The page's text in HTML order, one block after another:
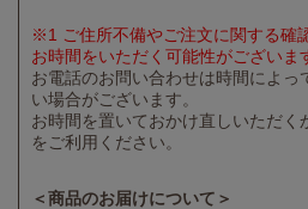
※1 ご住所不備やご注文に関する確
お時間をいただく可能性がございま
お電話のお問い合わせは時間によっ
い場合がございます。
お時間を置いておかけ直しいただく
をご利用ください。
＜商品のお届けについて＞